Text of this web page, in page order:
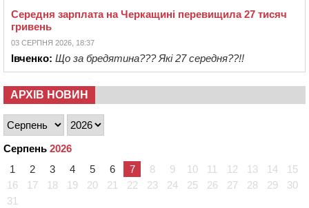
Середня зарплата на Черкащині перевищила 27 тисяч
гривень
03 СЕРПНЯ 2026, 18:37
Івченко: Що за бредятина??? Які 27 середня??!!
АРХІВ НОВИН
Серпень 2026
1
2 3 4 5 6 7 8 9 10 11 12 13 14
15
16
17 18 19 20 21 22 23 24 25 26 27 28 29
30
31